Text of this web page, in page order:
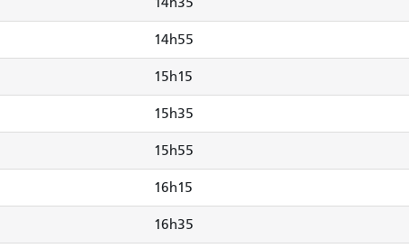
14h55
15h15
15h35
15h55
16h15
16h35